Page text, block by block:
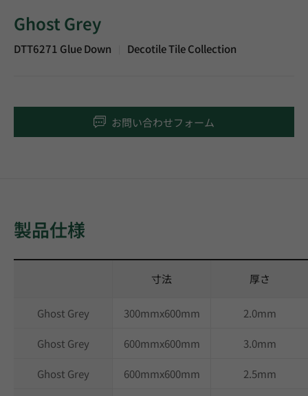
Ghost Grey, Decotile Tile, Luxury Vinyl Tile, HFLOR
Ghost Grey
DTT6271 Glue Down Decotile Tile Collection
お問い合わせフォーム
製品仕様
寸法 厚さ
Ghost Grey 300mmx600mm 2.0mm
Ghost Grey 600mmx600mm 3.0mm
Ghost Grey 600mmx600mm 2.5mm